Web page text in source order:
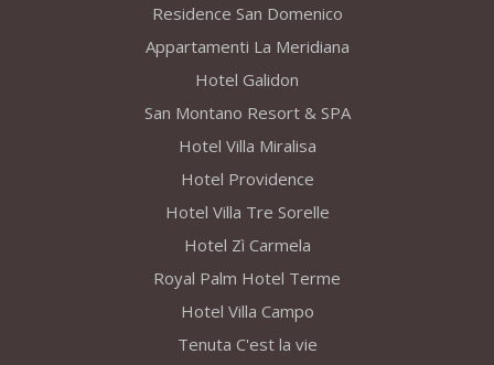
Residence San Domenico
Appartamenti La Meridiana
Hotel Galidon
San Montano Resort & SPA
Hotel Villa Miralisa
Hotel Providence
Hotel Villa Tre Sorelle
Hotel Zì Carmela
Royal Palm Hotel Terme
Hotel Villa Campo
Tenuta C'est la vie